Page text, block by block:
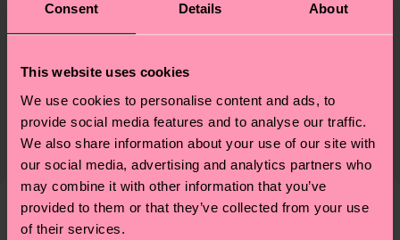
Consent Details About
This website uses cookies
We use cookies to personalise content and ads, to
provide social media features and to analyse our traffic.
We also share information about your use of our site with
our social media, advertising and analytics partners who
may combine it with other information that you’ve
provided to them or that they’ve collected from your use
of their services.
Materiali
lifestyle: non si ferma alla qualità o alle
certificazioni, ma include filiere etiche, meno
emissioni, amore per i calzini… e tantissime altre
piccole-grandi scelte responsabili! Vuoi scoprire
tutti i nostri segreti (e qualche dritta utile)? Dai
un’occhiata alla nostra
Il tempo di consegna stimato per Italia dalla data
di spedizione è di 5-8 giorni lavorativi. Tieni
presente che si tratta solo di una stima: la
consegna effettiva dipende dai servizi postali
locali.
Secondo noi, ti piacerà